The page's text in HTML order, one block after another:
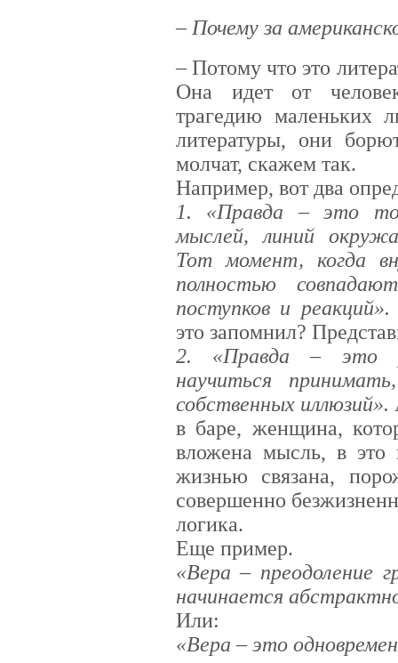
– Почему за
–Потому что это
Она идет от
трагедию маленьких
литературы, они
молчат, скажем так.
Например, вот два
1. «Правда – это
мыслей, линий
Тот момент, когда
полностью
поступков и реакций».
это запомнил?
2. «Правда – это
научиться
собственных иллюзий».
в баре, женщина,
вложена мысль, в
жизнью связана,
совершенно
логика.
Еще пример.
«Вера – преодоление
начинается
Или:
«Вера – это